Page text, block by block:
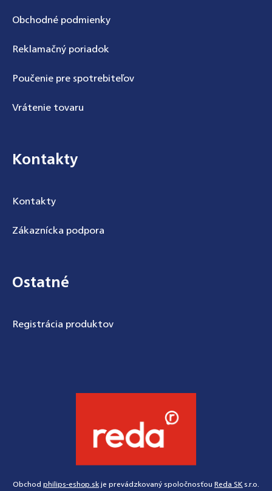
Obchodné podmienky
Reklamačný poriadok
Poučenie pre spotrebiteľov
Vrátenie tovaru
Kontakty
Kontakty
Zákaznícka podpora
Ostatné
Registrácia produktov
Obchodphilips-eshop.skje prevádzkovaný spoločnosťouReda SKs.r.o.